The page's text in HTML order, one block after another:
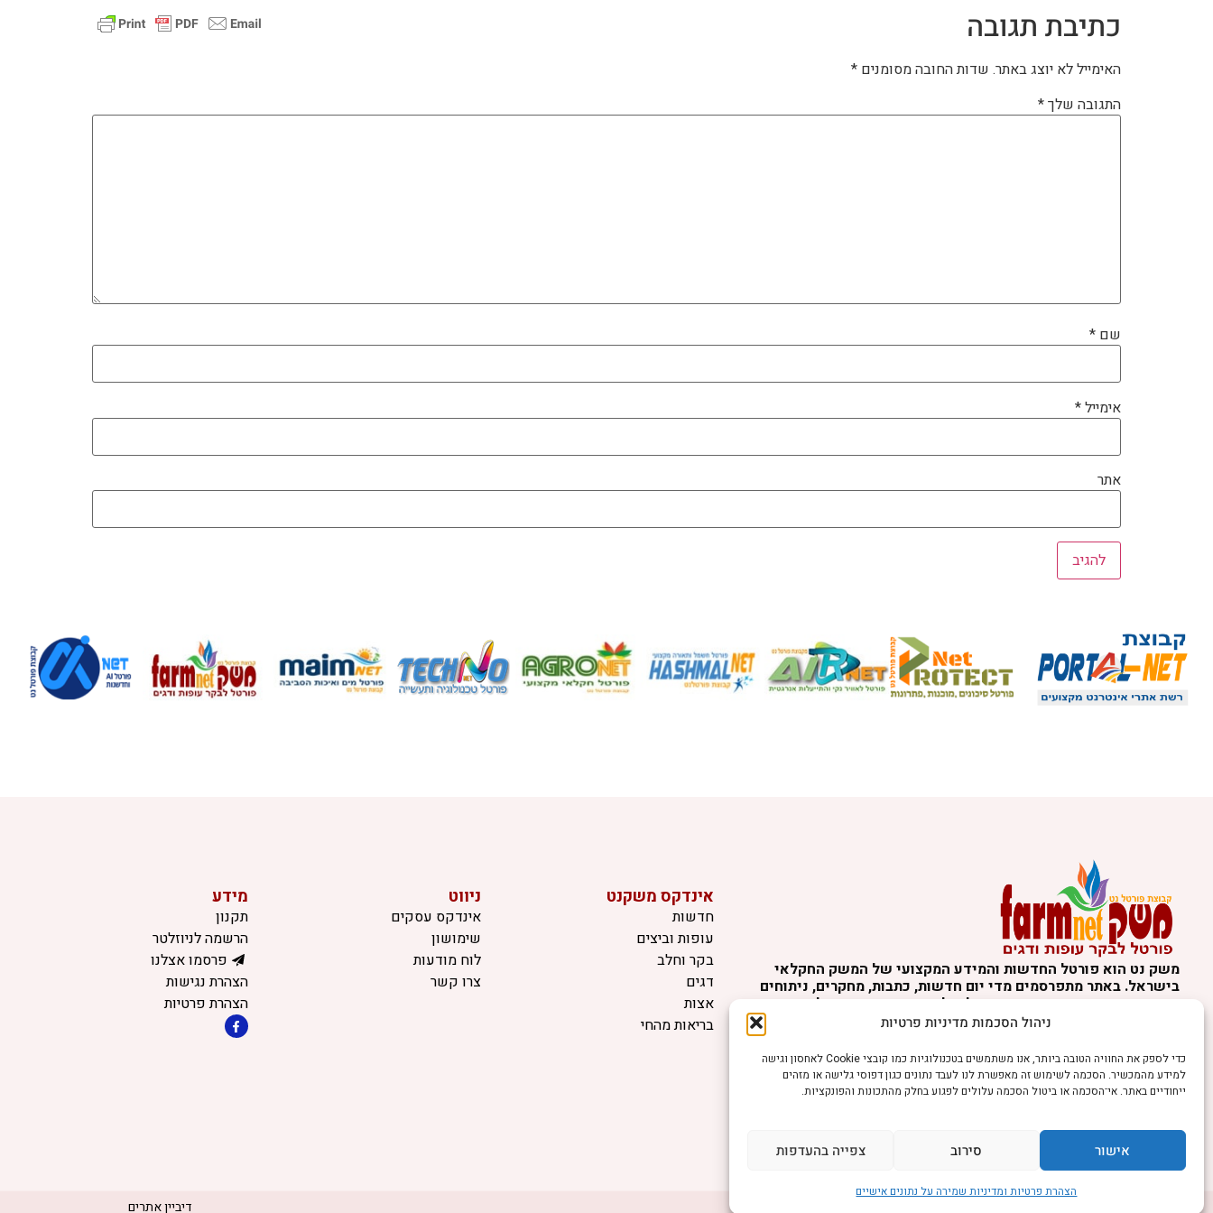
ניהול הסכמות מדיניות פרטיות
כדי לספק את החוויה הטובה ביותר, אנו משתמשים בטכנולוגיות כמו קובצי Cookie לאחסון וגישה
למידע מהמכשיר. הסכמה לשימוש זה מאפשרת לנו לעבד נתונים כגון דפוסי גלישה או מזהים
ייחודיים באתר. אי־הסכמה או ביטול הסכמה עלולים לפגוע בחלק מהתכונות והפונקציות.
אישור סירוב צפייה בהעדפות
הצהרת פרטיות ומדיניות שמירה על נתונים אישיים
כתיבת תגובה
האימייל לא יוצג באתר. שדות החובה מסומנים *
התגובה שלך*
שם *
אימייל*
אתר
משק נט הוא פורטל החדשות והמידע המקצועי של המשק החקלאי
בישראל. באתר מתפרסמים מדי יום חדשות, כתבות, מחקרים, ניתוחים
מקצועיים ועדכונים מהארץ ומהעולם, לצד סיקור תחומי בעלי החיים,
הרפת, הלול, הצאן, הדגה, גידול בעלי חיים, תזונת בעלי חיים, בריאות
בענפי המשק. התכנים באתר נועדו למידע כללי בלבד ואינם מהווים ייעוץ
מקצועי, חקלאי, וטרינרי, משפטי או אחר. השימוש במידע הוא באחריות
המשתמש ובכפוף לתקנון האתר ולמדיניות הפרטיות.
זכויות בו, ניתן לפנות אלינו באמצעות עמוד יצירת הקשר.
אינדקס משקנט
חדשות
עופות וביצים
בקר וחלב
דגים
אצות
בריאות מהחי
ניווט
אינדקס עסקים
שימושון
לוח מודעות
צרו קשר
מידע
תקנון
הרשמה לניוזלטר
פרסמו אצלנו
הצהרת נגישות
הצהרת פרטיות
דיביין אתרים